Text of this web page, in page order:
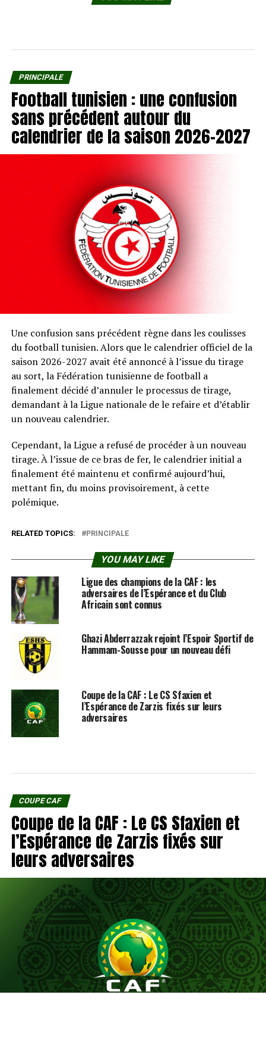
PRINCIPALE
Football tunisien : une confusion
sans précédent autour du
calendrier de la saison 2026-2027
Une confusion sans précédent règne dans les coulisses
du football tunisien. Alors que le calendrier officiel de la
saison 2026-2027 avait été annoncé à l’issue du tirage
au sort, la Fédération tunisienne de football a
finalement décidé d’annuler le processus de tirage,
demandant à la Ligue nationale de le refaire et d’établir
un nouveau calendrier.
Cependant, la Ligue a refusé de procéder à un nouveau
tirage. À l’issue de ce bras de fer, le calendrier initial a
finalement été maintenu et confirmé aujourd’hui,
mettant fin, du moins provisoirement, à cette
polémique.
RELATED TOPICS: PRINCIPALE
YOU MAY LIKE
Ligue des champions de la CAF : les
adversaires de l’Espérance et du Club
Africain sont connus
Ghazi Abderrazzak rejoint l’Espoir Sportif de
Hammam-Sousse pour un nouveau défi
Coupe de la CAF : Le CS Sfaxien et
l’Espérance de Zarzis fixés sur leurs
adversaires
COUPE CAF
Coupe de la CAF : Le CS Sfaxien et
l’Espérance de Zarzis fixés sur
leurs adversaires